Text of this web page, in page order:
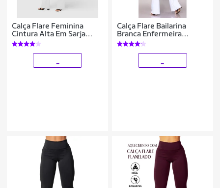
Calça Flare Feminina
Cintura Alta Em Sarja
Com Elastano
Calça Flare Bailarina
Branca Enfermeira
Esteticista em Suplex
Poliéster Lisa WOLFOX